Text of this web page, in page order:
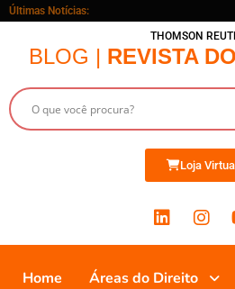
Últimas Notícias:
THOMSON
BLOG | REVISTA
Loja Virtual
Home Áreas do Direito